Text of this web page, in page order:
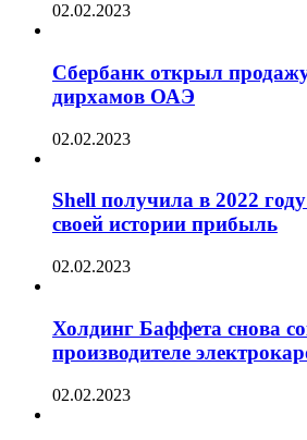
02.02.2023
Сбербанк открыл
дирхамов ОАЭ
02.02.2023
Shell получила в 2022
своей истории прибыль
02.02.2023
Холдинг Баффета снова
производителе
02.02.2023